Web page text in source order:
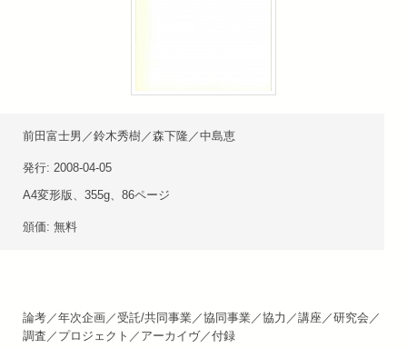
前田富士男／鈴木秀樹／森下隆／中島恵
発行: 2008-04-05
A4変形版、355g、86ページ
頒価: 無料
論考／年次企画／受託/共同事業／協同事業／協力／講座／研究会／
調査／プロジェクト／アーカイヴ／付録